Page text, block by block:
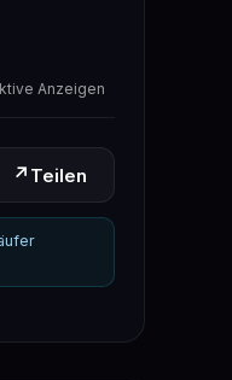
Anzeigen
↗ Teilen